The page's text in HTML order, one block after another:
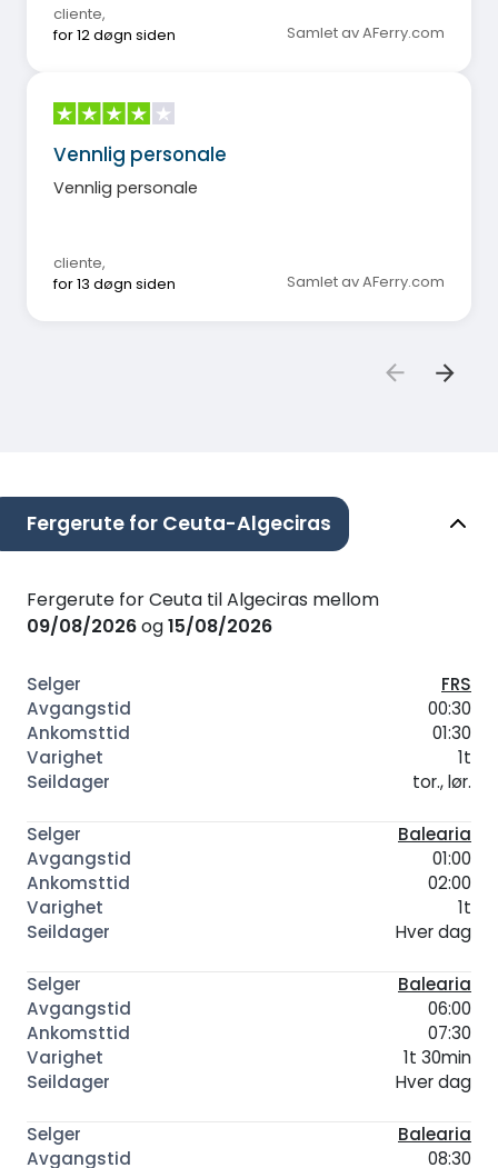
cliente,
for 12 døgn siden
Samlet av AFerry.com
Vennlig personale
Vennlig personale
cliente,
for 13 døgn siden
Samlet av AFerry.com
Fergerute for Ceuta-Algeciras
Fergerute for Ceuta til Algeciras mellom
09/08/2026og15/08/2026
FRS
00:30
01:30
1t
tor., lør.
Balearia
01:00
02:00
1t
Hver dag
Balearia
06:00
07:30
1t 30min
Hver dag
Balearia
08:30